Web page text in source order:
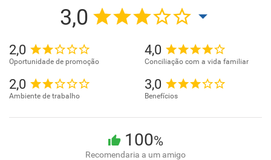
3,0
2,0
Oportunidade de promoção
4,0
Conciliação com a vida familiar
2,0
Ambiente de trabalho
3,0
Benefícios
100%
Recomendaria a um amigo